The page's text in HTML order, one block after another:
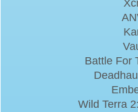
Battle For
Wild Terra